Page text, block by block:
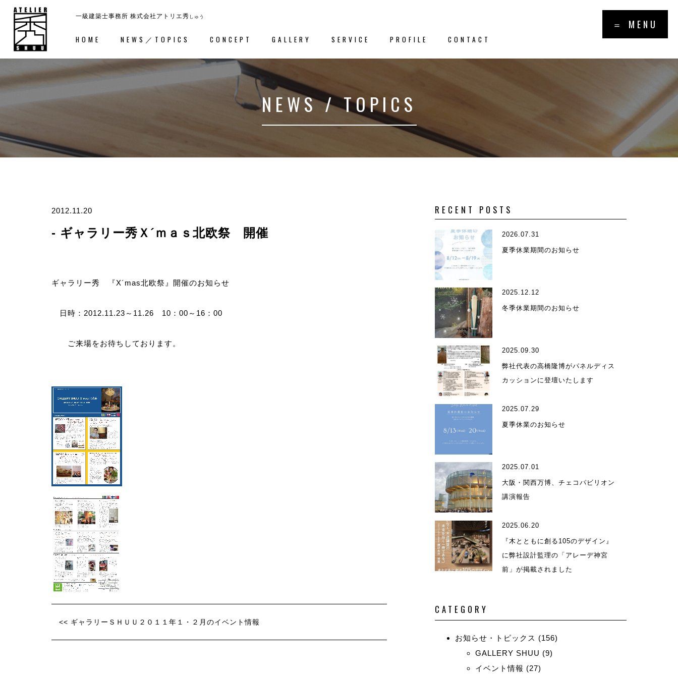
＝ MENU
一級建築士事務所 株式会社アトリエ秀 しゅう
HOME NEWS／TOPICS CONCEPT GALLERY SERVICE PROFILE CONTACT ×
ホーム
－HOME
新着情報・トピッ
クス
－NEWS／TOPICS
－CONCEPT
事例集
－GALLERY
事業案内
－SERVICE
プロフィール
－PROFILE
実績・受賞歴
メディア掲載・出
演・講演等
NEWS / TOPICS
2012.11.20
- ギャラリー秀Ｘ´ｍａｓ北欧祭 開催
ギャラリー秀 『X´mas北欧祭』開催のお知らせ
日時：2012.11.23～11.26 10：00～16：00
ご来場をお待ちしております。
<< ギャラリーＳＨＵＵ２０１１年１・２月のイベント情報
RECENT POSTS
2026.07.31
夏季休業期間のお知らせ
2025.12.12
冬季休業期間のお知らせ
2025.09.30
弊社代表の高橋隆博がパネルディス
カッションに登壇いたします
2025.07.29
夏季休業のお知らせ
2025.07.01
大阪・関西万博、チェコパビリオン
講演報告
2025.06.20
『木とともに創る105のデザイン』
に弊社設計監理の「アレーデ神宮
前」が掲載されました
CATEGORY
お知らせ・トピックス (156)
GALLERY SHUU (9)
イベント情報 (27)